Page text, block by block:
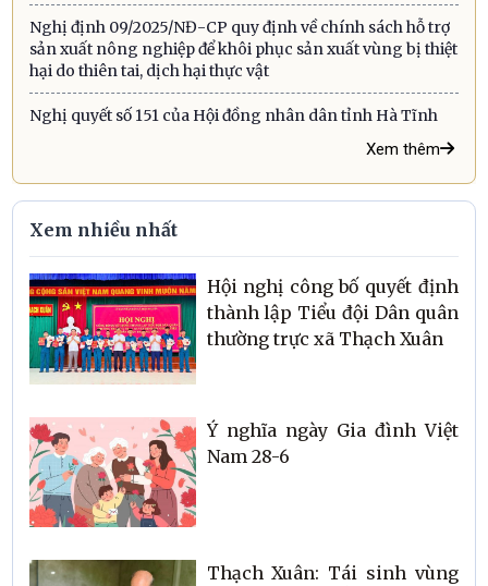
Nghị định 09/2025/NĐ-CP quy định về chính sách hỗ trợ
sản xuất nông nghiệp để khôi phục sản xuất vùng bị thiệt
hại do thiên tai, dịch hại thực vật
Nghị quyết số 151 của Hội đồng nhân dân tỉnh Hà Tĩnh
Xem thêm
Xem nhiều nhất
Hội nghị công bố quyết định
thành lập Tiểu đội Dân quân
thường trực xã Thạch Xuân
Ý nghĩa ngày Gia đình Việt
Nam 28-6
Thạch Xuân: Tái sinh vùng